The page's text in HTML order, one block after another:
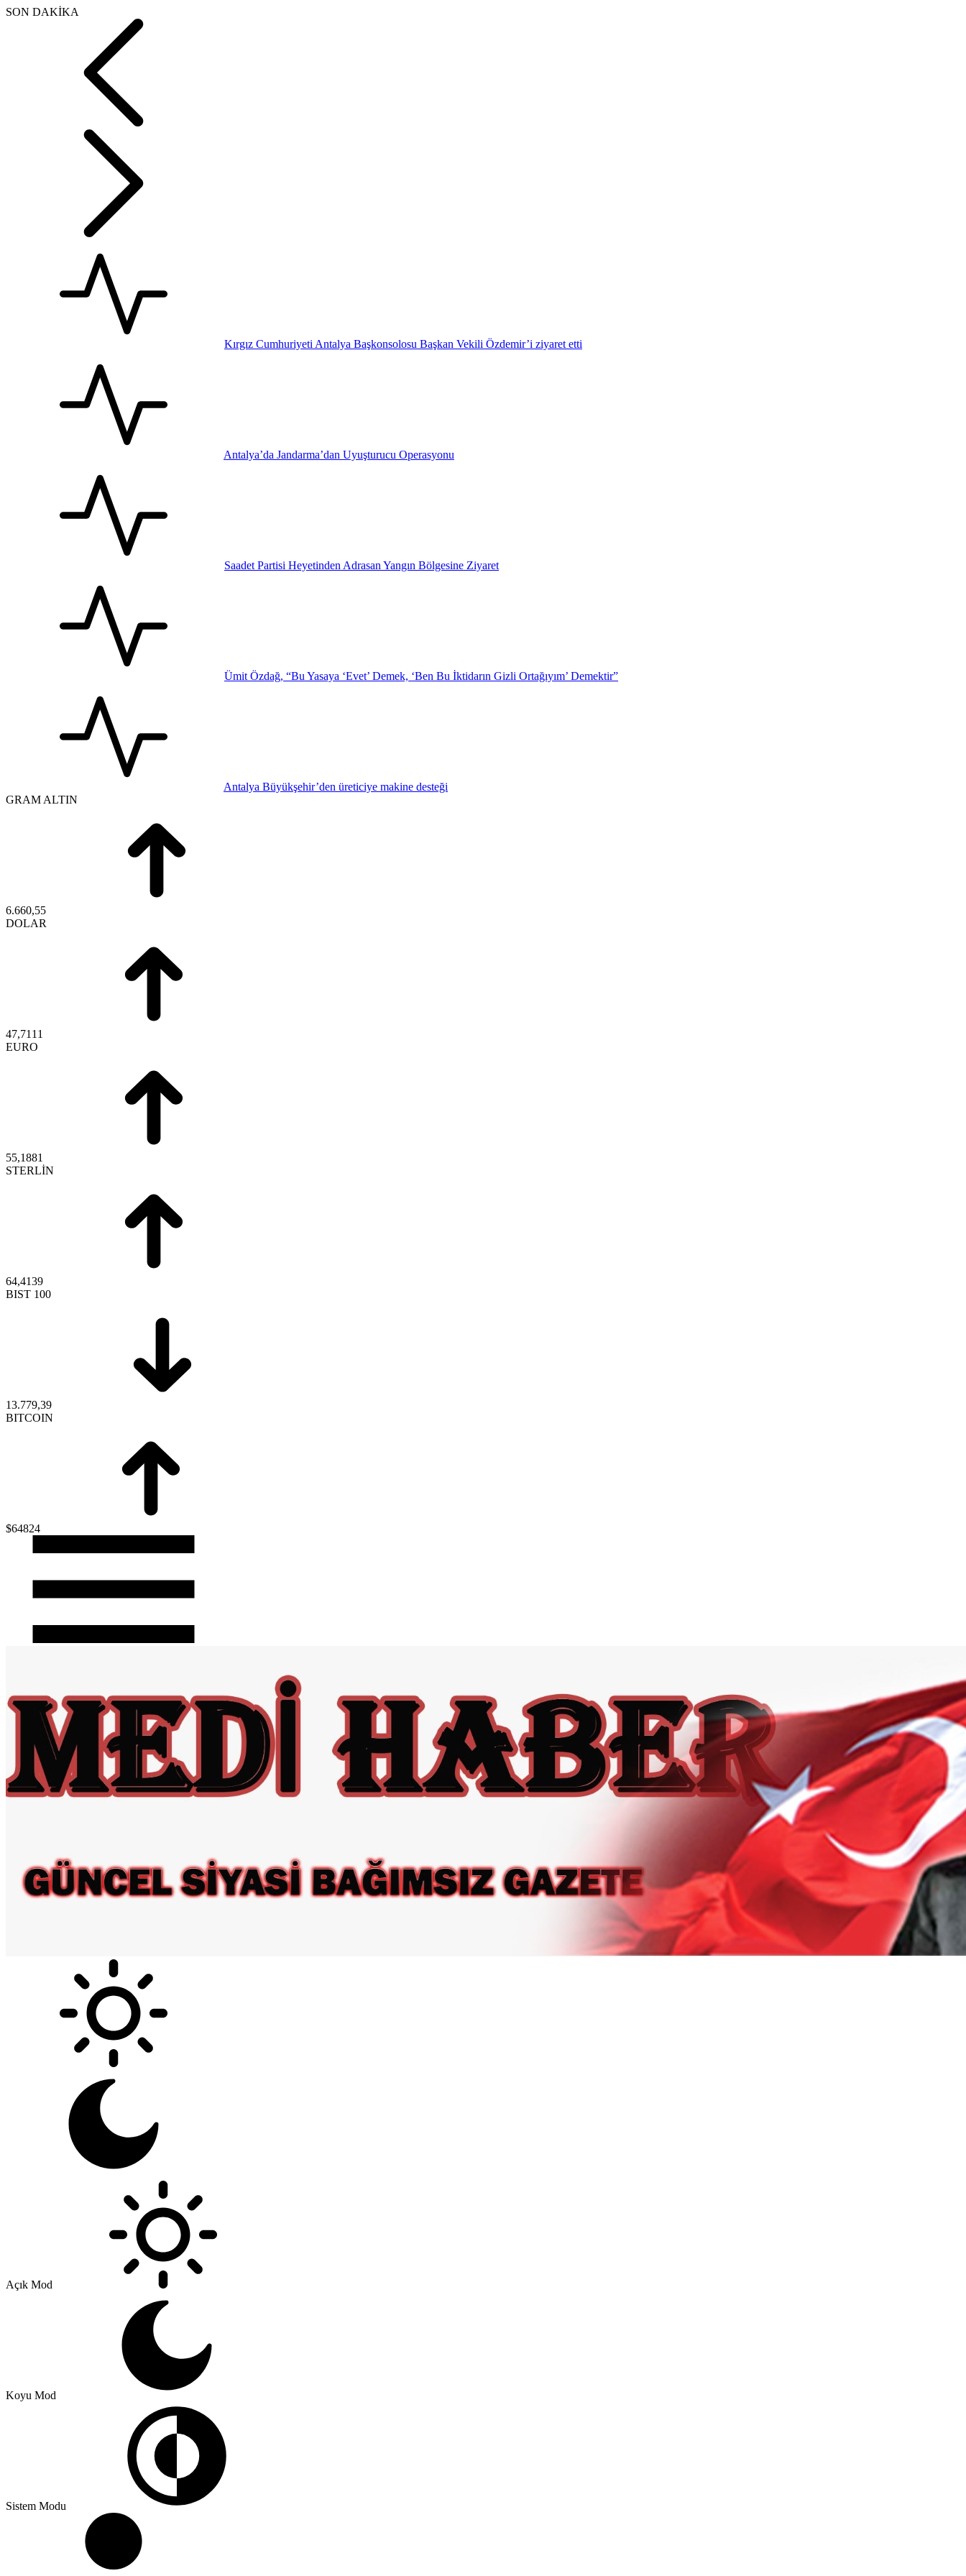
SON DAKİKA
Kırgız Cumhuriyeti Antalya Başkonsolosu Başkan Vekili Özdemir’i ziyaret etti
Antalya’da Jandarma’dan Uyuşturucu Operasyonu
Saadet Partisi Heyetinden Adrasan Yangın Bölgesine Ziyaret
Ümit Özdağ, “Bu Yasaya ‘Evet’ Demek, ‘Ben Bu İktidarın Gizli Ortağıyım’ Demektir”
Antalya Büyükşehir’den üreticiye makine desteği
GRAM ALTIN
6.660,55
DOLAR
47,7111
EURO
55,1881
STERLİN
64,4139
BIST 100
13.779,39
BITCOIN
$64824
Açık Mod
Koyu Mod
Sistem Modu